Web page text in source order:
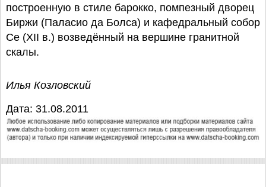
построенную в стиле барокко, помпезный дворец
Биржи (Паласио да Болса) и кафедральный собор
Се (XII в.) возведённый на вершине гранитной
скалы.
Илья Козловский
Дата: 31.08.2011